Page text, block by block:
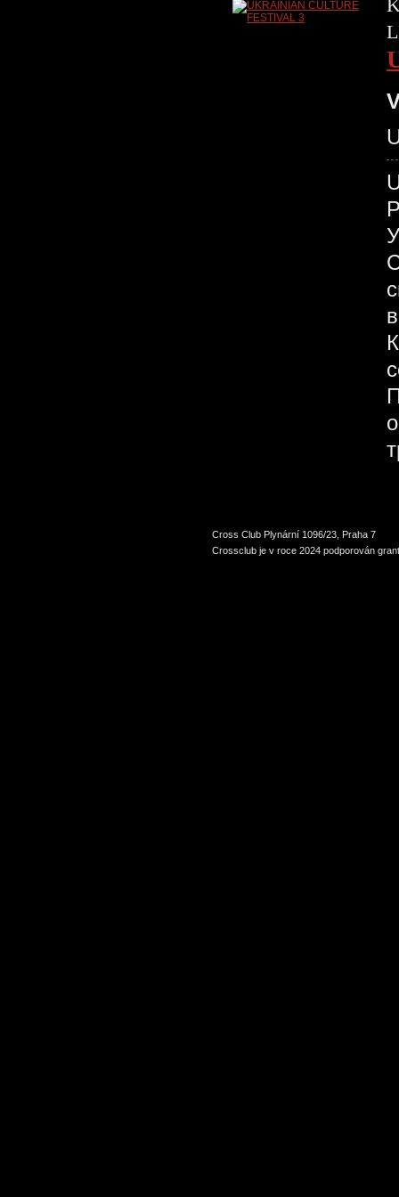
Cross Club Plynární 1096/23, Praha 7
Crossclub je v roce 2024 podporován